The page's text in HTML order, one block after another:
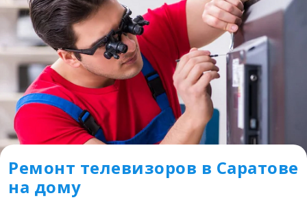
Ремонт телевизоров в Саратове
на дому